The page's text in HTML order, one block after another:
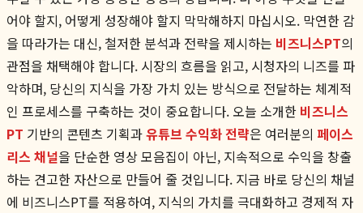
어야 할지, 어떻게 성장해야 할지 막막해하지 마십시오. 막연한 감
을 따라가는 대신, 철저한 분석과 전략을 제시하는 비즈니스PT의
관점을 채택해야 합니다. 시장의 흐름을 읽고, 시청자의 니즈를 파
악하며, 당신의 지식을 가장 가치 있는 방식으로 전달하는 체계적
인 프로세스를 구축하는 것이 중요합니다. 오늘 소개한 비즈니스
PT 기반의 콘텐츠 기획과유튜브 수익화 전략은 여러분의 페이스
리스 채널을 단순한 영상 모음집이 아닌, 지속적으로 수익을 창출
하는 견고한 자산으로 만들어 줄 것입니다. 지금 바로 당신의 채널
에 비즈니스PT를 적용하여, 지식의 가치를 극대화하고 경제적 자